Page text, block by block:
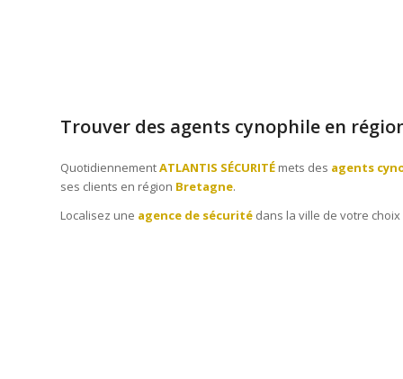
Trouver des agents cynophile en
QuotidiennementATLANTIS SÉCURITÉ mets des agents
ses clients en région Bretagne.
Localisez une agence de sécurité dans la ville de votre choix